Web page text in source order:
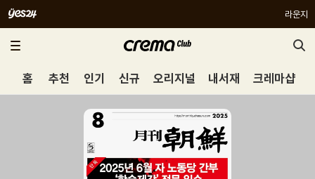
라운지
홈 추천 인기 신규 오리지널 내서재 크레마샵